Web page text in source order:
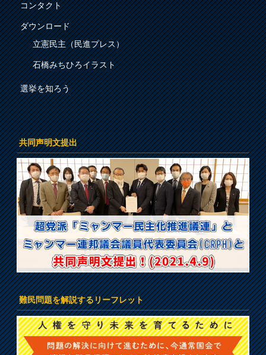
コンタクト
ダウンロード
立憲民主（民進プレス）
石橋みちひろイラスト
選挙を知ろう
共同声明文提出
難民問題を解説するリーフレット